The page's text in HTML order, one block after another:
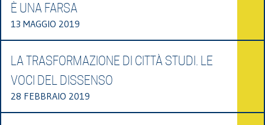
È UNA FARSA
13 MAGGIO 2019
LA TRASFORMAZIONE DI CITTÀ STUDI. LE
VOCI DEL DISSENSO
28 FEBBRAIO 2019